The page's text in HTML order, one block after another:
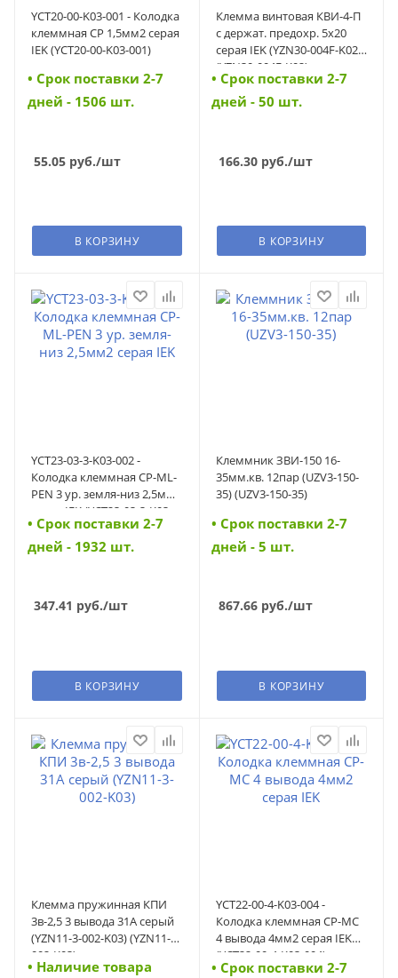
YCT20-00-K03-001 - Колодка
клеммная CP 1,5мм2 серая
IEK (YCT20-00-K03-001)
• Cрок поставки 2-7
дней - 1506 шт.
55.05 руб./шт
В КОРЗИНУ
Клемма винтовая КВИ-4-П
с держат. предохр. 5х20
серая IEK (YZN30-004F-K02)
(YZN30-004F-K02)
• Cрок поставки 2-7
дней - 50 шт.
166.30руб./шт
В КОРЗИНУ
YCT23-03-3-K03-002 -
Колодка клеммная CP-ML-
PEN 3 ур. земля-низ 2,5мм2
серая IEK (YCT23-03-3-K03-
002)
• Cрок поставки 2-7
дней - 1932 шт.
347.41 руб./шт
В КОРЗИНУ
Клеммник ЗВИ-150 16-
35мм.кв. 12пар (UZV3-150-
35) (UZV3-150-35)
• Cрок поставки 2-7
дней - 5 шт.
867.66руб./шт
В КОРЗИНУ
Клемма пружинная КПИ
3в-2,5 3 вывода 31А серый
(YZN11-3-002-K03) (YZN11-3-
002-K03)
• Наличие товара
YCT22-00-4-K03-004 -
Колодка клеммная CP-MC
4 вывода 4мм2 серая IEK
(YCT22-00-4-K03-004)
• Cрок поставки 2-7